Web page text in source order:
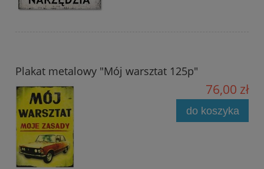
Plakat metalowy "Mój warsztat 125p"
76,00 zł
do koszyka